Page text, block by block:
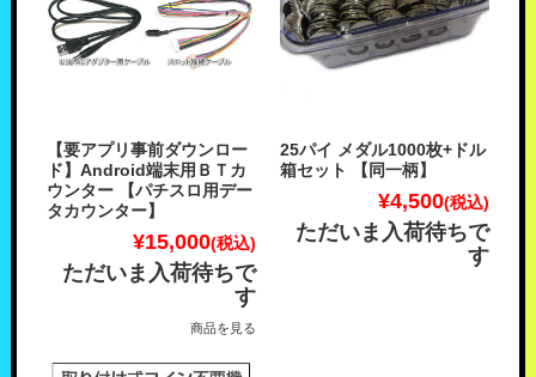
【要アプリ事前ダウンロー
ド】Android端末用ＢＴカ
ウンター 【パチスロ用デー
タカウンター】
¥15,000(税込)
ただいま入荷待ちで
す
商品を見る
25パイ メダル1000枚+ドル
箱セット 【同一柄】
¥4,500(税込)
ただいま入荷待ちで
す